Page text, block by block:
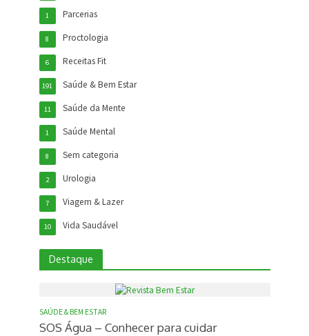
Parcerias
1
Proctologia
8
Receitas Fit
6
Saúde & Bem Estar
191
Saúde da Mente
11
Saúde Mental
1
Sem categoria
8
Urologia
2
Viagem & Lazer
7
Vida Saudável
10
Destaque
SAÚDE & BEM ESTAR
SOS Água – Conhecer para cuidar